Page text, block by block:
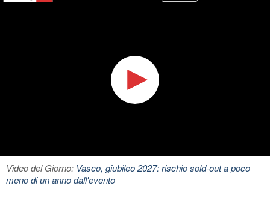
Video del Giorno: Vasco, giubileo 2027: rischio sold-out a poco
meno di un anno dall'evento